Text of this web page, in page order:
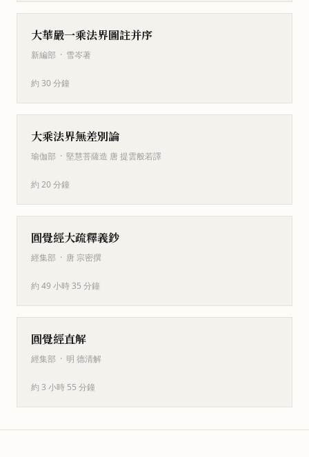
大華嚴一乘法界圖註并序
新編部 · 雪岑著
約 30 分鐘
大乘法界無差別論
瑜伽部 · 堅慧菩薩造 唐 提雲般若譯
約 20 分鐘
圓覺經大疏釋義鈔
經集部 · 唐 宗密撰
約 49 小時 35 分鐘
圓覺經直解
經集部 · 明 德清解
約 3 小時 55 分鐘